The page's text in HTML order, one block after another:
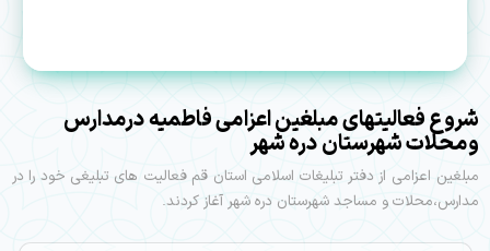
شروع فعالیتهای مبلغین اعزامی فاطمیه درمدارس
ومحلات شهرستان دره شهر
مبلغین اعزامی از دفتر تبلیغات اسلامی استان قم فعالیت های تبلیغی خود را در
مدارس،محلات و مساجد شهرستان دره شهر آغاز کردند.